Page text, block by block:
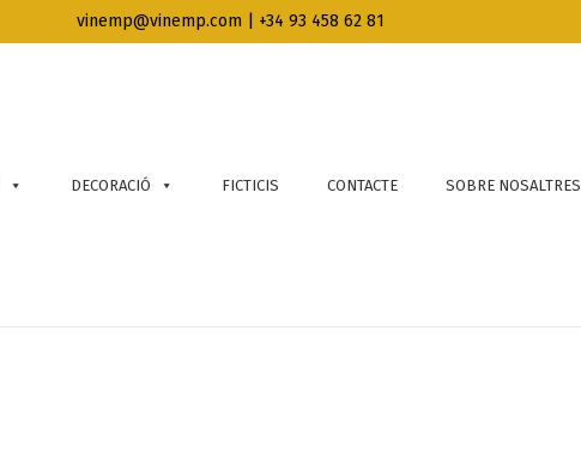
vinemp@vinemp.com | +34 93 458 62 81
DECORACIÓ FICTICIS CONTACTE SOBRE NOSALTRES